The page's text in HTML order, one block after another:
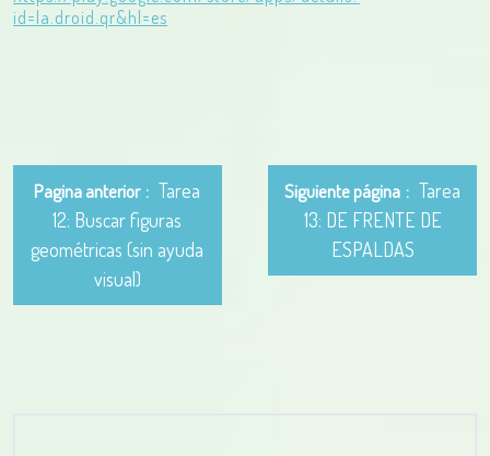
id=la.droid.qr&hl=es
Pagina anterior
Tarea
12: Buscar figuras
geométricas (sin ayuda
visual)
Siguiente página
Tarea
13: DE FRENTE DE
ESPALDAS